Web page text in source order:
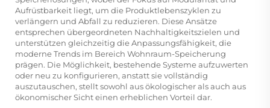
Aufrüstbarkeit liegt, um die Produktlebenszyklen zu
verlängern und Abfall zu reduzieren. Diese Ansätze
entsprechen übergeordneten Nachhaltigkeitszielen und
unterstützen gleichzeitig die Anpassungsfähigkeit, die
moderne Trends im Bereich Wohnraum-Speicherung
prägen. Die Möglichkeit, bestehende Systeme aufzuwerten
oder neu zu konfigurieren, anstatt sie vollständig
auszutauschen, stellt sowohl aus ökologischer als auch aus
ökonomischer Sicht einen erheblichen Vorteil dar.